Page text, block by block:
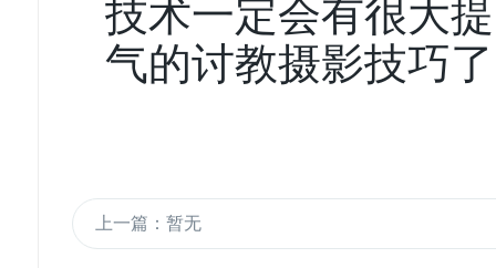
技术一定会有很大
气的讨教摄影技巧
上一篇：暂无